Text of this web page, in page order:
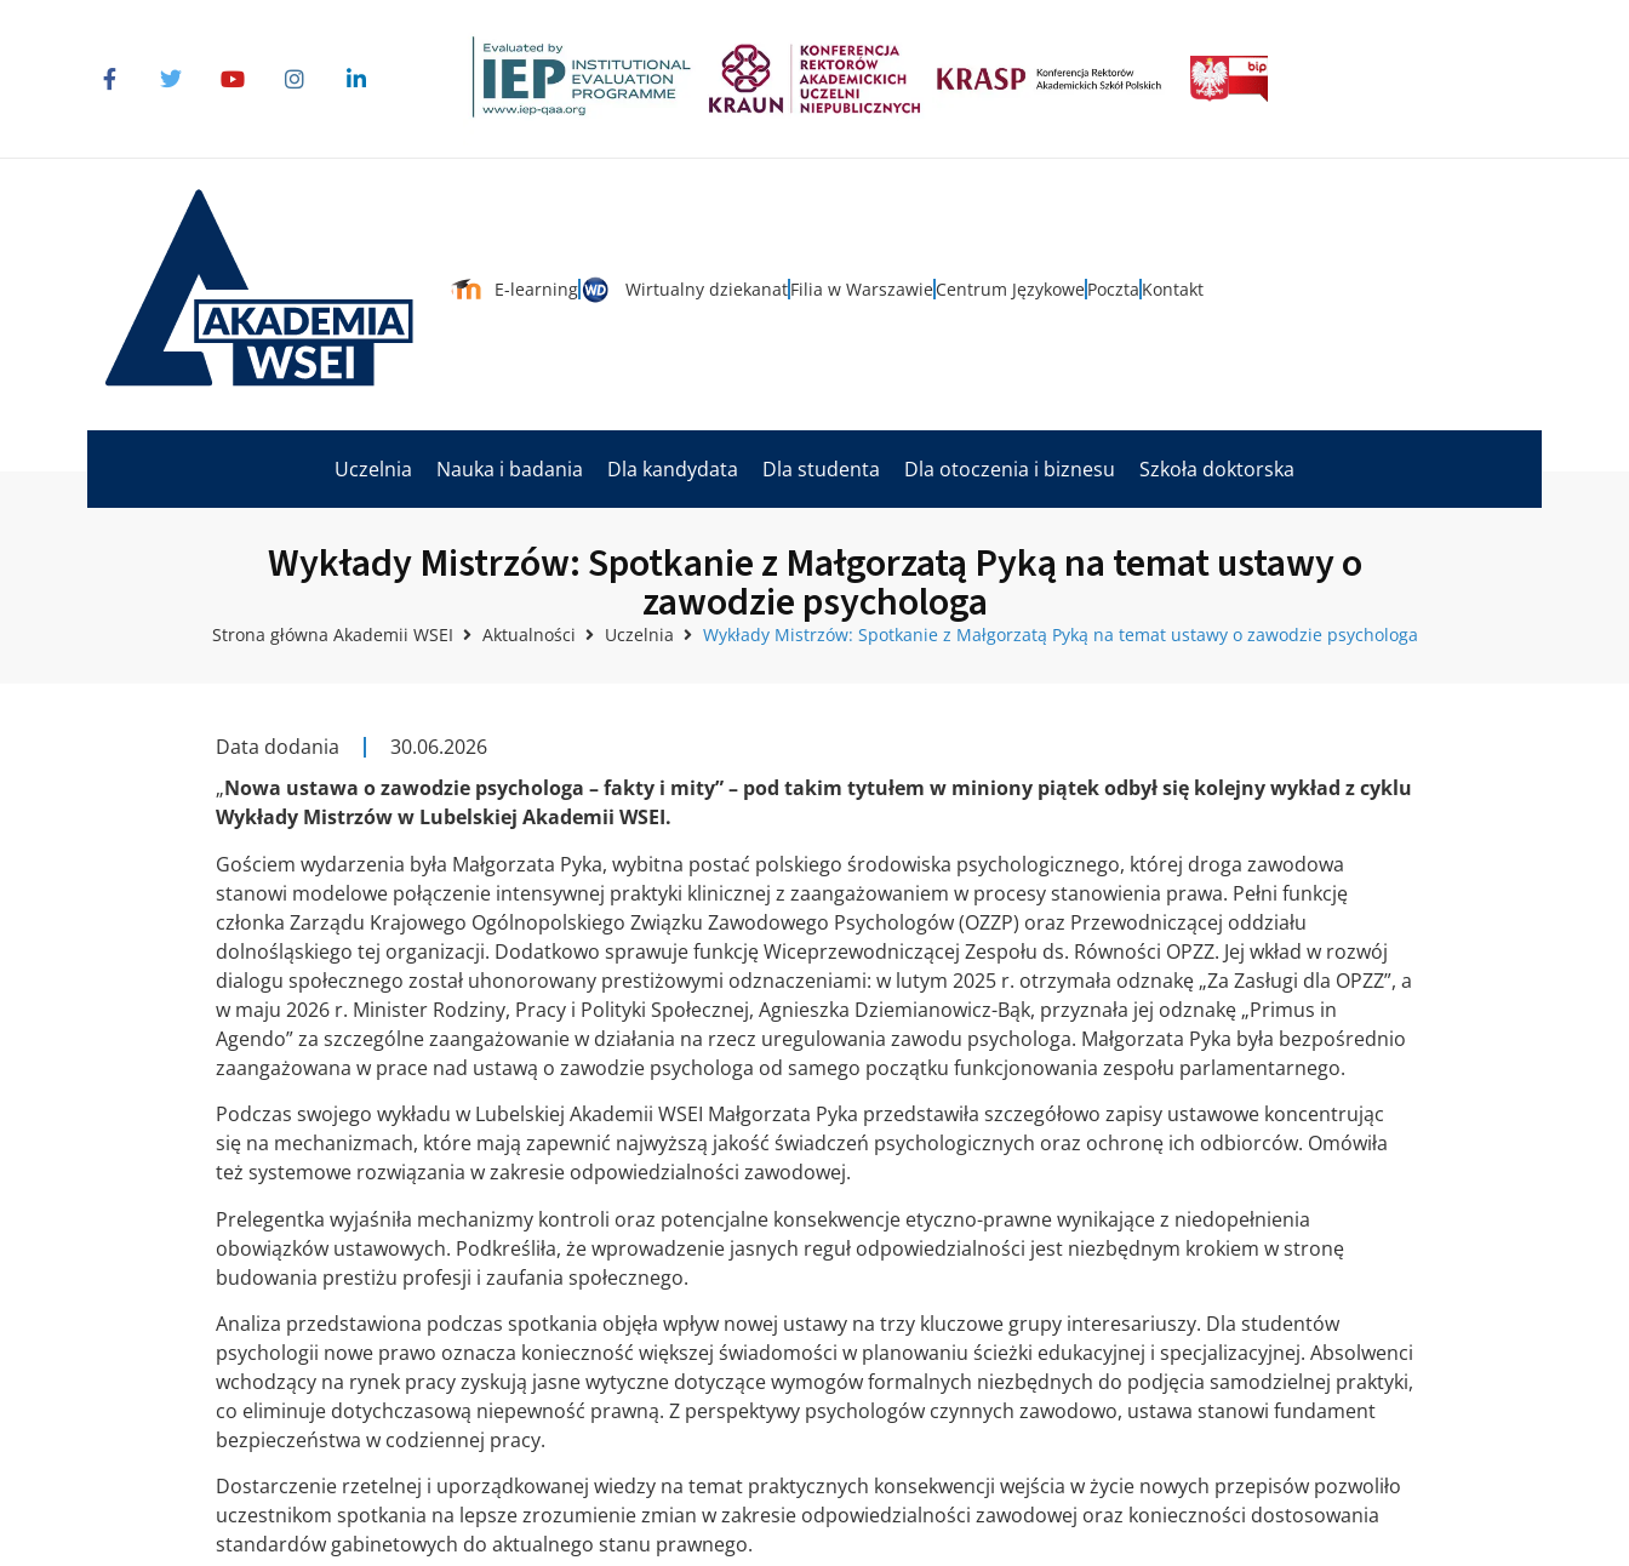
E-learning Wirtualny dziekanatFilia w WarszawieCentrum JęzykowePoczta Kontakt
Uczelnia Nauka i badania Dla kandydata Dla studenta Dla otoczenia i biznesu Szkoła doktorska
Wykłady Mistrzów: Spotkanie z Małgorzatą Pyką na temat ustawy o
zawodzie psychologa
Strona główna Akademii WSEI Aktualności Uczelnia Wykłady Mistrzów: Spotkanie z Małgorzatą Pyką na temat ustawy o zawodzie psychologa
Data dodania
30.06.2026
„Nowa ustawa o zawodzie psychologa – fakty i mity” – pod takim tytułem w miniony piątek odbył się kolejny wykład z cyklu
Wykłady Mistrzów w Lubelskiej Akademii WSEI.
Gościem wydarzenia była Małgorzata Pyka, wybitna postać polskiego środowiska psychologicznego, której droga zawodowa
stanowi modelowe połączenie intensywnej praktyki klinicznej z zaangażowaniem w procesy stanowienia prawa. Pełni funkcję
członka Zarządu Krajowego Ogólnopolskiego Związku Zawodowego Psychologów (OZZP) oraz Przewodniczącej oddziału
dolnośląskiego tej organizacji. Dodatkowo sprawuje funkcję Wiceprzewodniczącej Zespołu ds. Równości OPZZ. Jej wkład w rozwój
dialogu społecznego został uhonorowany prestiżowymi odznaczeniami: w lutym 2025 r. otrzymała odznakę „Za Zasługi dla OPZZ”, a
w maju 2026 r. Minister Rodziny, Pracy i Polityki Społecznej, Agnieszka Dziemianowicz-Bąk, przyznała jej odznakę „Primus in
Agendo” za szczególne zaangażowanie w działania na rzecz uregulowania zawodu psychologa. Małgorzata Pyka była bezpośrednio
zaangażowana w prace nad ustawą o zawodzie psychologa od samego początku funkcjonowania zespołu parlamentarnego.
Podczas swojego wykładu w Lubelskiej Akademii WSEI Małgorzata Pyka przedstawiła szczegółowo zapisy ustawowe koncentrując
się na mechanizmach, które mają zapewnić najwyższą jakość świadczeń psychologicznych oraz ochronę ich odbiorców. Omówiła
też systemowe rozwiązania w zakresie odpowiedzialności zawodowej.
Prelegentka wyjaśniła mechanizmy kontroli oraz potencjalne konsekwencje etyczno-prawne wynikające z niedopełnienia
obowiązków ustawowych. Podkreśliła, że wprowadzenie jasnych reguł odpowiedzialności jest niezbędnym krokiem w stronę
budowania prestiżu profesji i zaufania społecznego.
Analiza przedstawiona podczas spotkania objęła wpływ nowej ustawy na trzy kluczowe grupy interesariuszy. Dla studentów
psychologii nowe prawo oznacza konieczność większej świadomości w planowaniu ścieżki edukacyjnej i specjalizacyjnej. Absolwenci
wchodzący na rynek pracy zyskują jasne wytyczne dotyczące wymogów formalnych niezbędnych do podjęcia samodzielnej praktyki,
co eliminuje dotychczasową niepewność prawną. Z perspektywy psychologów czynnych zawodowo, ustawa stanowi fundament
bezpieczeństwa w codziennej pracy.
Dostarczenie rzetelnej i uporządkowanej wiedzy na temat praktycznych konsekwencji wejścia w życie nowych przepisów pozwoliło
uczestnikom spotkania na lepsze zrozumienie zmian w zakresie odpowiedzialności zawodowej oraz konieczności dostosowania
standardów gabinetowych do aktualnego stanu prawnego.